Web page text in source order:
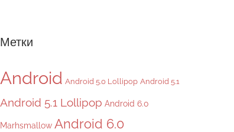
Метки
Android Android 5.0 Lollipop Android 5.1
Android 5.1 Lollipop Android 6.0
Marhsmallow Android 6.0